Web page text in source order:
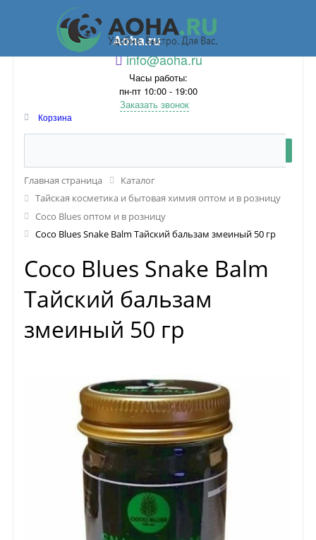
Aoha.ru
info@aoha.ru
Часы работы:
пн-пт 10:00 - 19:00
Заказать звонок
Корзина
Главная страница
Каталог
Тайская косметика и бытовая химия оптом и в розницу
Coco Blues оптом и в розницу
Coco Blues Snake Balm Тайский бальзам змеиный 50 гр
Coco Blues Snake Balm
Тайский бальзам
змеиный 50 гр